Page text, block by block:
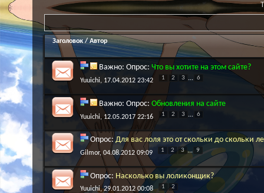
Заголовок/Автор
Важно: Опрос: Что вы хотите на этом сайте?
Yuuichi, 17.04.2012 23:42 1 2 3 ... 6
Важно: Опрос: Обновления на сайте
Yuuichi, 12.05.2017 22:16 1 2 3 ... 6
Опрос:Для вас лоля это от скольки до скольки
Gilmor, 04.08.2012 09:09 1 2 3 ... 9
Опрос: Насколько вы лоликонщик?
Yuuichi, 29.01.2012 00:08 1 2